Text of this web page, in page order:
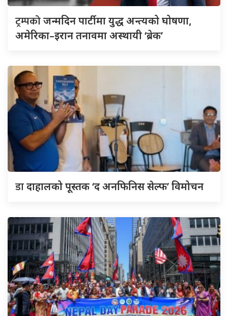
ट्रम्पकोजन्मदिन पार्टीमा युद्ध अन्त्यको घोषणा,
अमेरिका–इरान तनावमा अस्थायी ‘ब्रेक’
डादाहालको पूस्तक ‘द अनफिनिस सेल्फ’ विमोचन